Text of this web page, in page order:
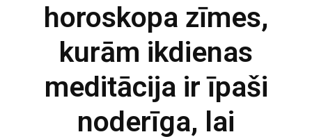
horoskopa zīmes,
kurām ikdienas
meditācija ir īpaši
noderīga, lai